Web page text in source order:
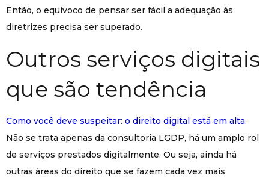
Então, o equívoco de pensar ser fácil a adequação às
diretrizes precisa ser superado.
Outros serviços digitais
que são tendência
Como você deve suspeitar: o direito digital está em alta.
Não se trata apenas da consultoria LGDP, há um amplo rol
de serviços prestados digitalmente. Ou seja, ainda há
outras áreas do direito que se fazem cada vez mais